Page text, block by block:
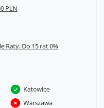
PLN
Raty.
Katowice
Warszawa